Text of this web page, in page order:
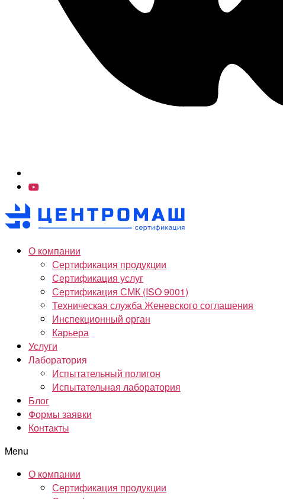
О компании
Сертификация продукции
Сертификация услуг
Сертификация СМК (ISO 9001)
Техническая служба Женевского соглашения
Инспекционный орган
Карьера
Услуги
Лаборатория
Испытательный полигон
Испытательная лаборатория
Блог
Формы заявки
Контакты
Menu
О компании
Сертификация продукции